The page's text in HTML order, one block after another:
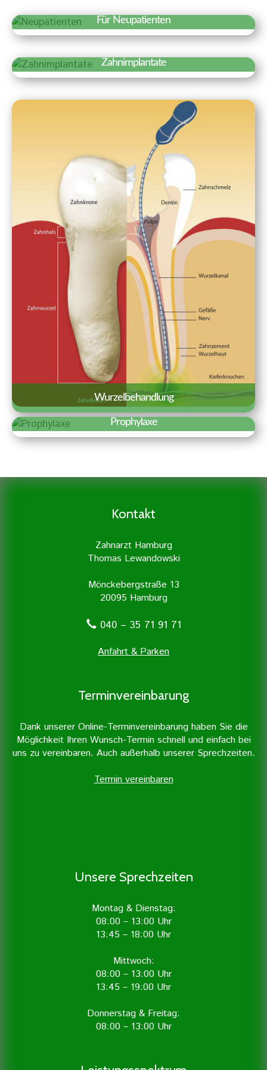
Für Neupatienten
Wir freuen uns über Ihr Interesse an
unserer Praxis. Auf einen Blick haben wir
Informationen für einen ersten Termin
zusammengestellt.
Erfahren Sie mehr »
Zahnimplantate
Zahnimplantate sind künstliche
Zahnwurzeln, die fest in den
Kieferknochen eingepflanzt werden.
Zahnimplantate gelten als die natürlichste
Form des Zahnersatzes und sind von
einem echten Zahn kaum zu
unterscheiden.
Erfahren Sie mehr »
Wurzelbehandlung
Aufgabe und Ziel der Wurzelbehandlung
befreien. Dies geschieht mit größter
Zahnarztpraxis mit Unterstützung
Prophylaxe
Grundstock für eine gute
besonders viel Wert auf Prophylaxe und
professionelle Zahnreinigung.
Erfahren Sie mehr »
Kontakt
Zahnarzt Hamburg
Thomas Lewandowski
Mönckebergstraße 13
20095 Hamburg
040 – 35 71 91 71
Anfahrt & Parken
Terminvereinbarung
Dank unserer Online-Terminvereinbarung haben Sie die
Möglichkeit Ihren Wunsch-Termin schnell und einfach bei
uns zu vereinbaren. Auch außerhalb unserer Sprechzeiten.
Termin vereinbaren
Unsere Sprechzeiten
Montag & Dienstag:
08:00 – 13:00 Uhr
13:45 – 18:00 Uhr
Mittwoch:
08:00 – 13:00 Uhr
13:45 – 19:00 Uhr
Donnerstag & Freitag:
08:00 – 13:00 Uhr